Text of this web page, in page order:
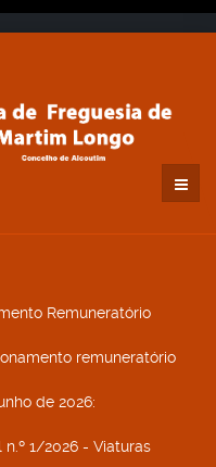
Remuneratório
remuneratório
de 2026:
n.º 1/2026 - Viaturas